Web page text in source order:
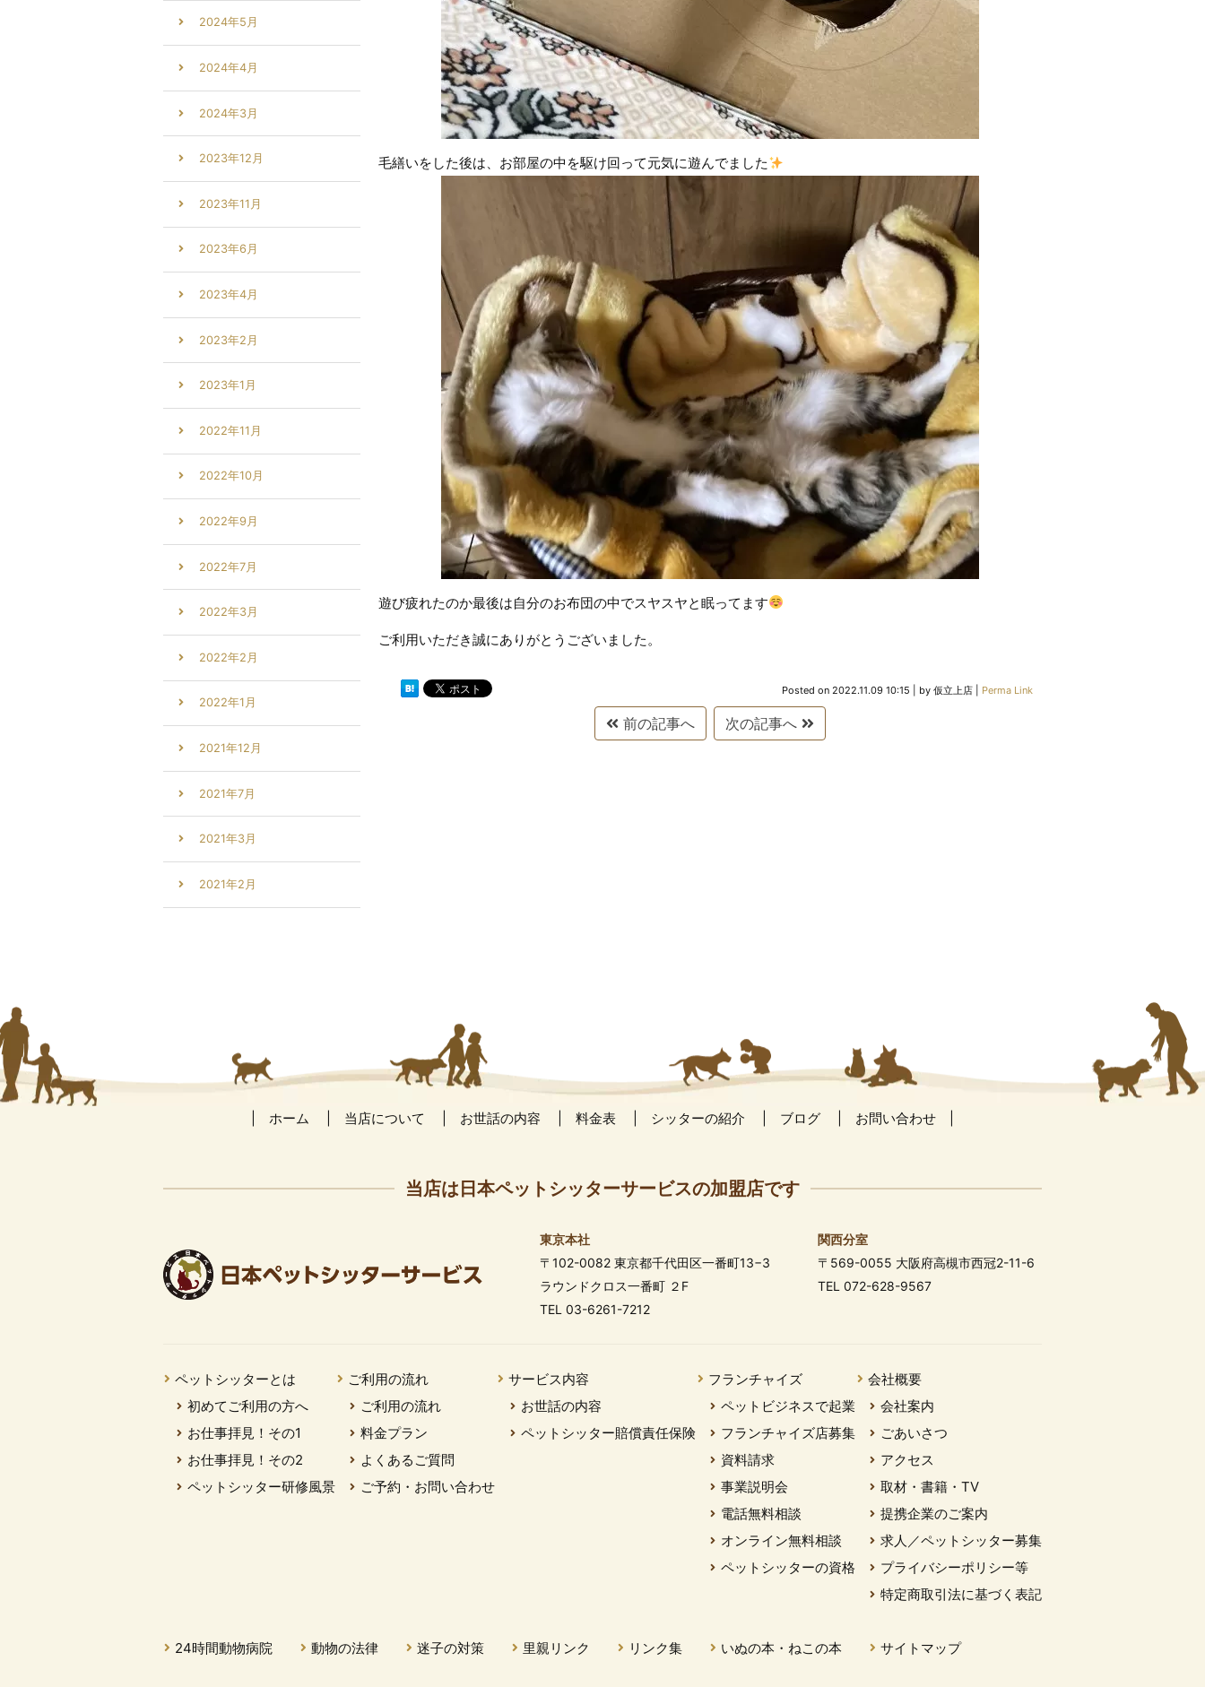
毛繕いをした後は、お部屋の中を駆け回って元気に遊んでました
遊び疲れたのか最後は自分のお布団の中でスヤスヤと眠ってます
ご利用いただき誠にありがとうございました。
Posted on 2022.11.09 10:15 by 仮立上店 Perma Link
前の記事へ 次の記事へ
2024年5月
2024年4月
2024年3月
2023年12月
2023年11月
2023年6月
2023年4月
2023年2月
2023年1月
2022年11月
2022年10月
2022年9月
2022年7月
2022年3月
2022年2月
2022年1月
2021年12月
2021年7月
2021年3月
2021年2月
ホーム 当店について お世話の内容 料金表 シッターの紹介 ブログ お問い合わせ
当店は日本ペットシッターサービスの加盟店です
東京本社
〒102-0082 東京都千代田区一番町13−3
ラウンドクロス一番町 ２F
TEL 03-6261-7212
関西分室
〒569-0055 大阪府高槻市西冠2-11-6
TEL 072-628-9567
ペットシッターとは
初めてご利用の方へ
お仕事拝見！その1
お仕事拝見！その2
ペットシッター研修風景
ご利用の流れ
ご利用の流れ
料金プラン
よくあるご質問
ご予約・お問い合わせ
サービス内容
お世話の内容
ペットシッター賠償責任保険
フランチャイズ
ペットビジネスで起業
フランチャイズ店募集
資料請求
事業説明会
電話無料相談
オンライン無料相談
ペットシッターの資格
会社概要
会社案内
ごあいさつ
アクセス
取材・書籍・TV
提携企業のご案内
求人／ペットシッター募集
プライバシーポリシー等
特定商取引法に基づく表記
24時間動物病院 動物の法律 迷子の対策 里親リンク リンク集 いぬの本・ねこの本 サイトマップ